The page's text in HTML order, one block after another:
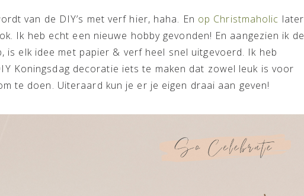
van de DIY’s met verf hier, haha. En op Christmaholic later
Ik heb echt een nieuwe hobby gevonden! En aangezien ik de
is elk idee met papier & verf heel snel uitgevoerd. Ik heb
Koningsdag decoratie iets te maken dat zowel leuk is voor
te doen. Uiteraard kun je er je eigen draai aan geven!